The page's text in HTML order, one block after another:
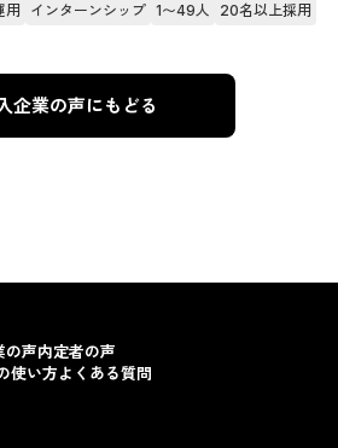
用 インターンシップ 1〜49人 20名以上採用
企業の声にもどる
の声内定者の声
使い方よくある質問